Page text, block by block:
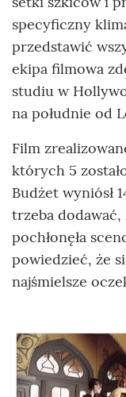
specyficzny
przedstawić
ekipa filmowa
studiu w
na południe od
Film
których 5
Budżet wyniósł
trzeba
pochłonęła
powiedzieć, że
najśmielsze